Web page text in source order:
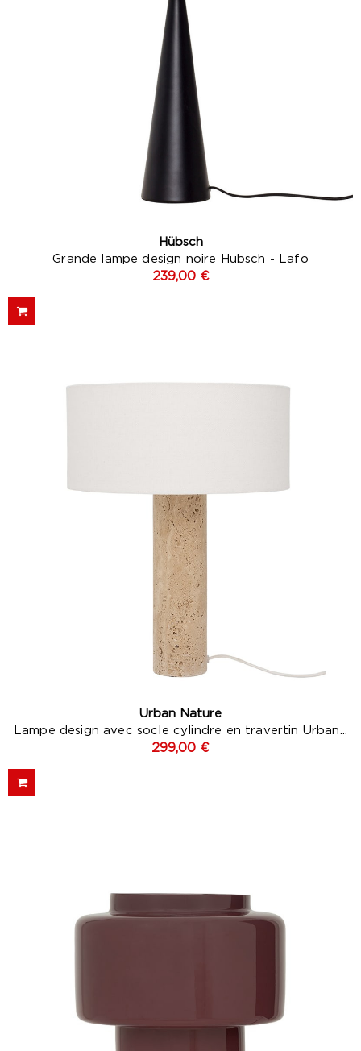
Hübsch
Grande lampe design noire Hubsch - Lafo
239,00 €
Urban Nature
Lampe design avec socle cylindre en travertin Urban...
299,00 €